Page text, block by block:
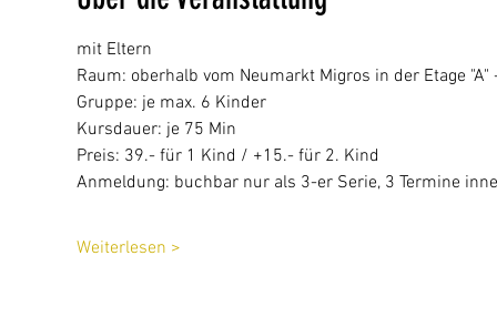
mit Eltern
Raum: oberhalb vom Neumarkt Migros in der Etage
Gruppe: je max. 6 Kinder
Kursdauer: je 75 Min
Preis: 39.- für 1 Kind / +15.- für 2. Kind
Anmeldung: buchbar nur als 3-er Serie, 3 Termine
Weiterlesen >